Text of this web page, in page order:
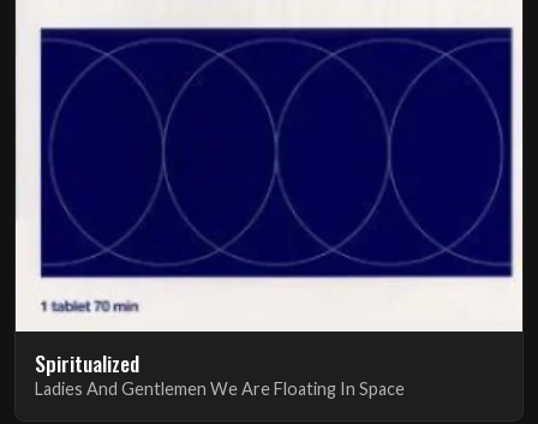
Spiritualized
Ladies And Gentlemen We Are Floating In Space